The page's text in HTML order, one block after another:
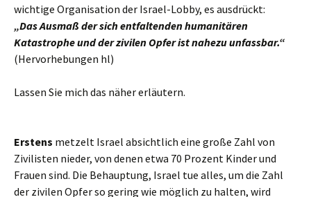
wichtige Organisation der Israel-Lobby, es ausdrückt:
„Das Ausmaß der sich entfaltenden humanitären
Katastrophe und der zivilen Opfer ist nahezu unfassbar.“
(Hervorhebungen hl)
Lassen Sie mich das näher erläutern.
Erstens metzelt Israel absichtlich eine große Zahl von
Zivilisten nieder, von denen etwa 70 Prozent Kinder und
Frauen sind. Die Behauptung, Israel tue alles, um die Zahl
der zivilen Opfer so gering wie möglich zu halten, wird